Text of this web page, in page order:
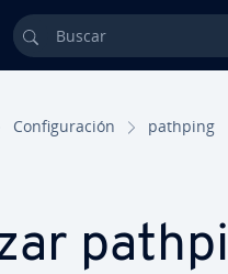
Buscar
Co­n­fi­gu­ra­ción pathping